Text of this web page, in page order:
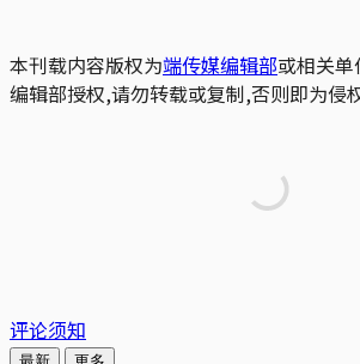
本刊载内容版权为端传媒编辑部或相关
编辑部授权,请勿转载或复制,否则即为侵权
评论须知